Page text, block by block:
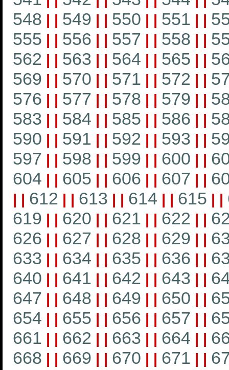
548 | | 549 | | 550 | | 551 | |
555 | | 556 | | 557 | | 558 | |
562 | | 563 | | 564 | | 565 | |
569 | | 570 | | 571 | | 572 | |
576 | | 577 | | 578 | | 579 | |
583 | | 584 | | 585 | | 586 | |
590 | | 591 | | 592 | | 593 | |
597 | | 598 | | 599 | | 600 | |
604 | | 605 | | 606 | | 607 | |
| | 612 | | 613 | | 614 | | 615 | |
619 | | 620 | | 621 | | 622 | |
626 | | 627 | | 628 | | 629 | |
633 | | 634 | | 635 | | 636 | |
640 | | 641 | | 642 | | 643 | |
647 | | 648 | | 649 | | 650 | |
654 | | 655 | | 656 | | 657 | |
661 | | 662 | | 663 | | 664 | |
668 | | 669 | | 670 | | 671 | |